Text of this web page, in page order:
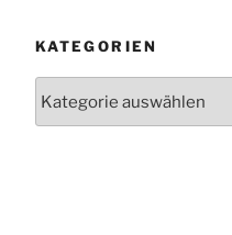
KATEGORIEN